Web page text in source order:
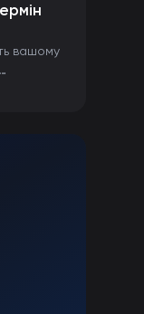
вашому